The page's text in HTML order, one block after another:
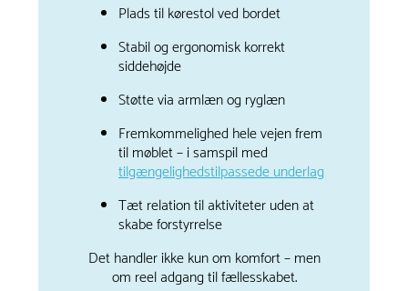
Plads til kørestol ved bordet
Stabil og ergonomisk korrekt
siddehøjde
Støtte via armlæn og ryglæn
Fremkommelighed hele vejen frem
til møblet – i samspil med
tilgængelighedstilpassede underlag
Tæt relation til aktiviteter uden at
skabe forstyrrelse
Det handler ikke kun om komfort – men
om reel adgang til fællesskabet.